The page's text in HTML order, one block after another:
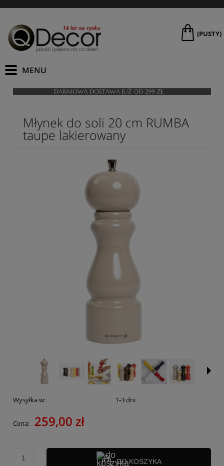
(PUSTY)
Młynek do soli 20 cm RUMBA
taupe lakierowany
Wysyłka w: 1-3 dni
Cena: 259,00 zł
DO KOSZYKA